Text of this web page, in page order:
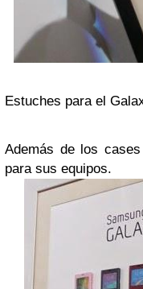
Estuches para el
Además de los
para sus equipos.